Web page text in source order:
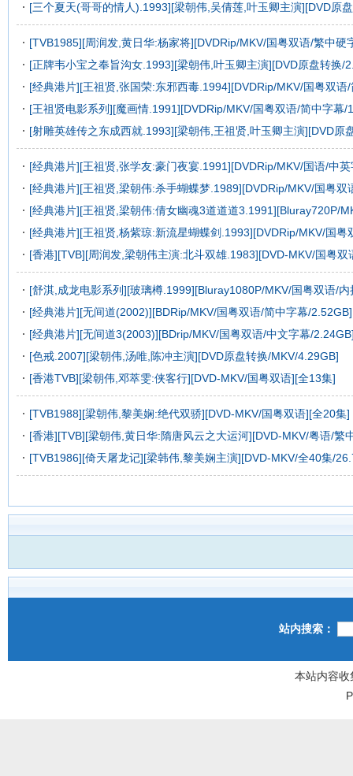
[三个夏天(哥哥的情人).1993][梁朝伟,吴倩莲,叶玉卿主演][DVD原
[TVB1985][周润发,黄日华:杨家将][DVDRip/MKV/国粤双语/繁中硬
[正牌韦小宝之奉旨沟女.1993][梁朝伟,叶玉卿主演][DVD原盘转换/
[经典港片][王祖贤,张国荣:东邪西毒.1994][DVDRip/MKV/国粤双语
[王祖贤电影系列][魔画情.1991][DVDRip/MKV/国粤双语/简中字幕/
[射雕英雄传之东成西就.1993][梁朝伟,王祖贤,叶玉卿主演][DVD原
[经典港片][王祖贤,张学友:豪门夜宴.1991][DVDRip/MKV/国语/中
[经典港片][王祖贤,梁朝伟:杀手蝴蝶梦.1989][DVDRip/MKV/国粤双
[经典港片][王祖贤,梁朝伟:倩女幽魂3道道道3.1991][Bluray720P/
[经典港片][王祖贤,杨紫琼:新流星蝴蝶剑.1993][DVDRip/MKV/国粤
[香港][TVB][周润发,梁朝伟主演:北斗双雄.1983][DVD-MKV/国粤双
[舒淇,成龙电影系列][玻璃樽.1999][Bluray1080P/MKV/国粤双语/
[经典港片][无间道(2002)][BDRip/MKV/国粤双语/简中字幕/2.52GB]
[经典港片][无间道3(2003)][BDrip/MKV/国粤双语/中文字幕/
[色戒.2007][梁朝伟,汤唯,陈冲主演][DVD原盘转换/MKV/4.29GB]
[香港TVB][梁朝伟,邓萃雯:侠客行][DVD-MKV/国粤双语][全13集]
[TVB1988][梁朝伟,黎美娴:绝代双骄][DVD-MKV/国粤双语][全20集]
[香港][TVB][梁朝伟,黄日华:隋唐风云之大运河][DVD-MKV/粤语/繁
[TVB1986][倚天屠龙记][梁韩伟,黎美娴主演][DVD-MKV/全40集/
站内搜索：
本站内容